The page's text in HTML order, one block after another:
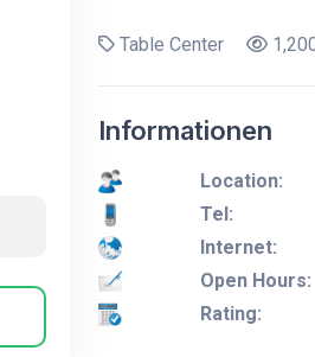
Table Center
Informationen
Location:
Tel:
Internet:
Open Hours:
Rating: